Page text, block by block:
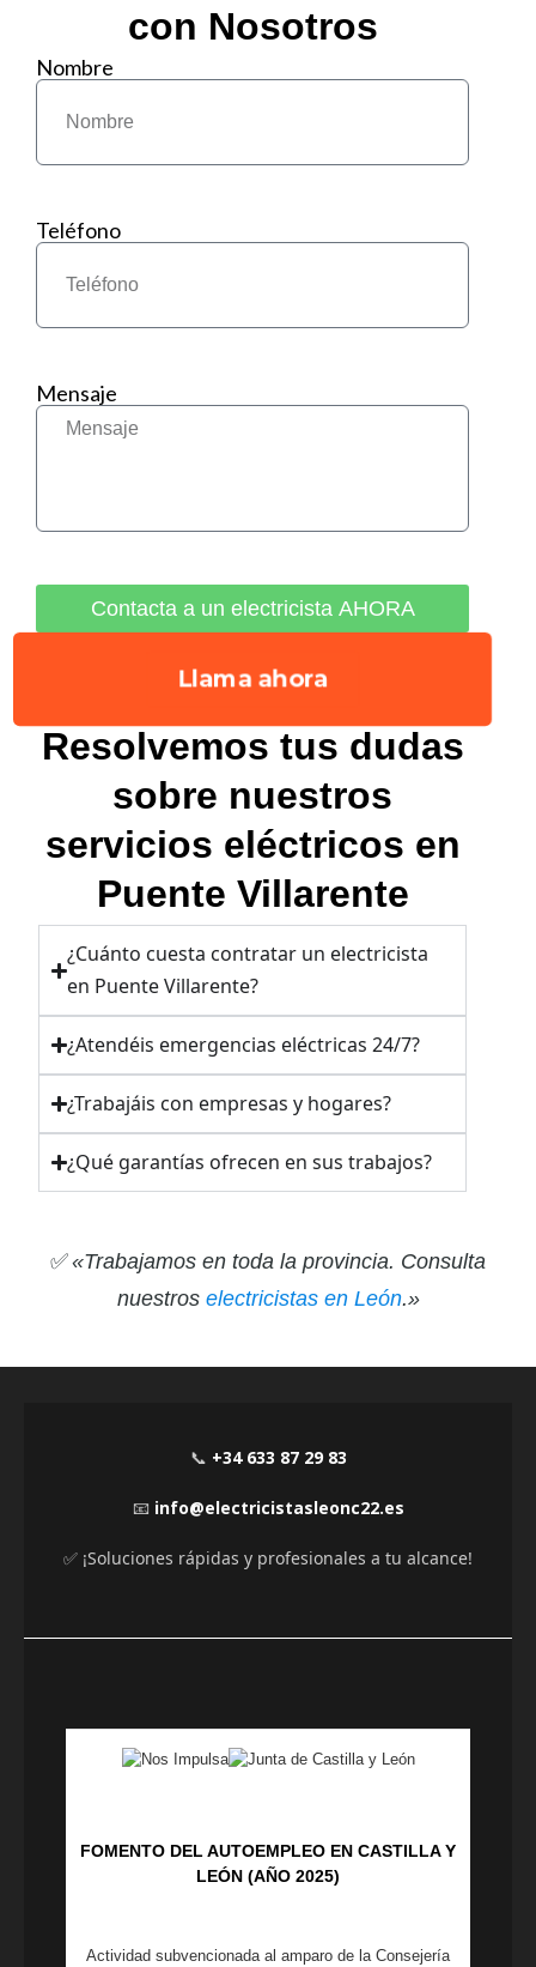
con Nosotros
Nombre
Teléfono
Mensaje
Contacta a un electricista AHORA
Llama ahora
Resolvemos tus dudas
sobre nuestros
servicios eléctricos en
Puente Villarente
¿Cuánto cuesta contratar un electricista
en Puente Villarente?
¿Atendéis emergencias eléctricas 24/7?
¿Trabajáis con empresas y hogares?
¿Qué garantías ofrecen en sus trabajos?
✅«Trabajamos en toda la provincia. Consulta
nuestros electricistas en León.»
📞 +34 633 87 29 83
📧 info@electricistasleonc22.es
✅ ¡Soluciones rápidas y profesionales a tu alcance!
FOMENTO DEL AUTOEMPLEO EN CASTILLA Y
LEÓN (AÑO 2025)
Actividad subvencionada al amparo de la Consejería